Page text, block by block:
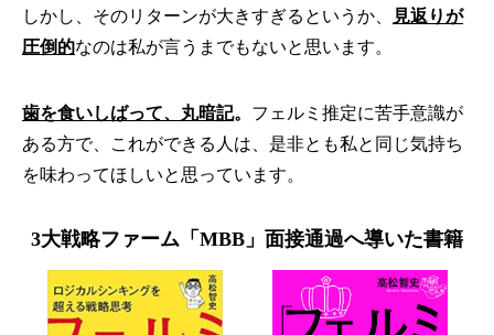
しかし、そのリターンが大きすぎるというか、
見返りが
圧倒的なのは私が言うまでもないと思います。
歯を食いしばって、丸暗記。 フェルミ推定に苦手意識が
ある方で、これができる人は、是非とも私と同じ気持ち
を味わってほしいと思っています。
3大戦略ファーム「MBB」面接通過へ導いた書籍